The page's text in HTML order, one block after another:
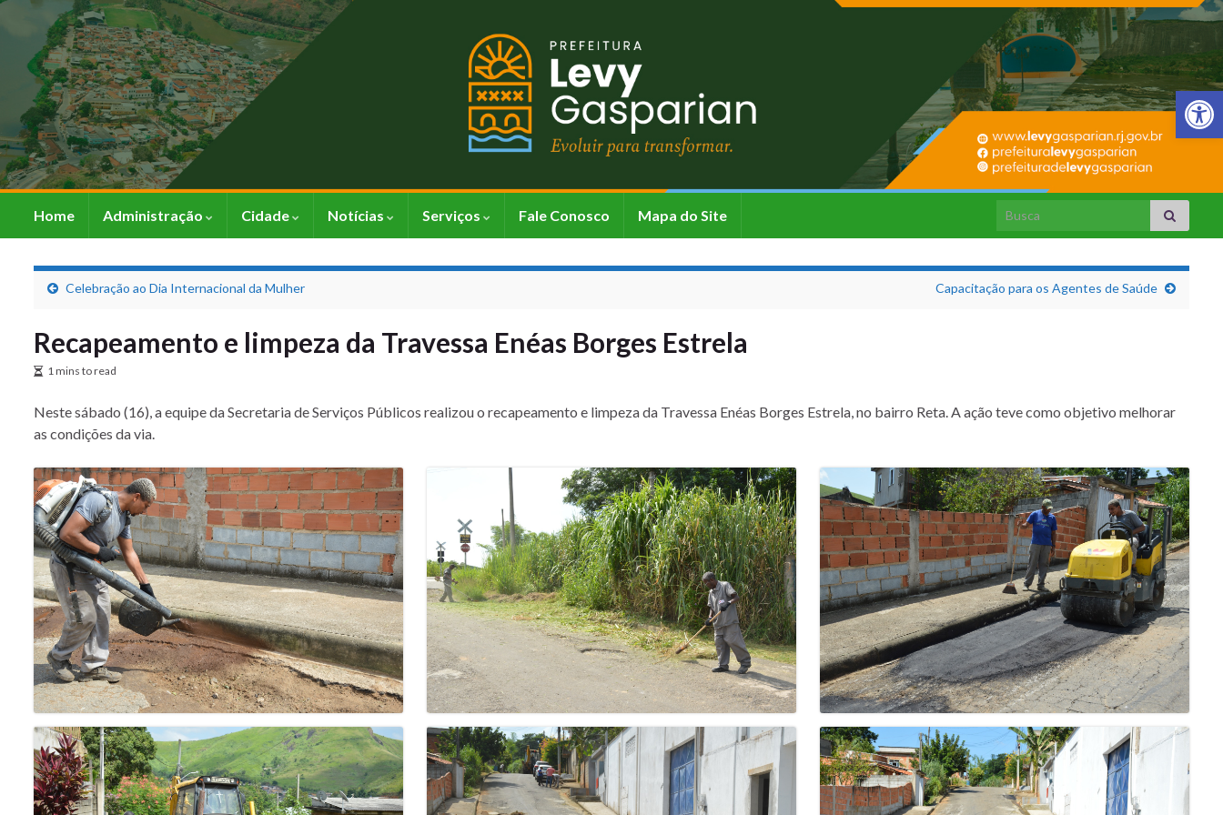
Barra de
Home Administração Cidade Notícias Serviços Fale Conosco Mapa do Site Search for:
Celebração ao Dia Internacional da Mulher Capacitação para os Agentes de Saúde
Recapeamento e limpeza da Travessa Enéas Borges Estrela
1 mins to read
Neste sábado (16), a equipe da Secretaria de Serviços Públicos realizou o recapeamento e limpeza da Travessa Enéas Borges Estrela, no bairro Reta. A ação teve como objetivo melhorar
as condições da via.